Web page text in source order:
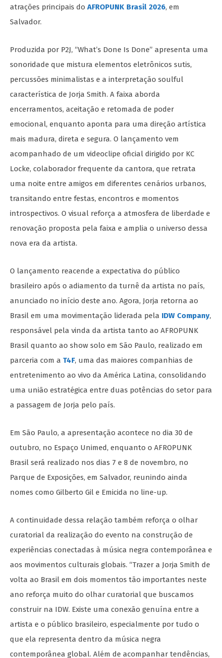
atrações principais do AFROPUNK Brasil 2026, em
Salvador.
Produzida por P2J, “What’s Done Is Done” apresenta uma
sonoridade que mistura elementos eletrônicos sutis,
percussões minimalistas e a interpretação soulful
característica de Jorja Smith. A faixa aborda
encerramentos, aceitação e retomada de poder
emocional, enquanto aponta para uma direção artística
mais madura, direta e segura. O lançamento vem
acompanhado de um videoclipe oficial dirigido por KC
Locke, colaborador frequente da cantora, que retrata
uma noite entre amigos em diferentes cenários urbanos,
transitando entre festas, encontros e momentos
introspectivos. O visual reforça a atmosfera de liberdade e
renovação proposta pela faixa e amplia o universo dessa
nova era da artista.
O lançamento reacende a expectativa do público
brasileiro após o adiamento da turnê da artista no país,
anunciado no início deste ano. Agora, Jorja retorna ao
Brasil em uma movimentação liderada pela IDW Company,
responsável pela vinda da artista tanto ao AFROPUNK
Brasil quanto ao show solo em São Paulo, realizado em
parceria com a T4F, uma das maiores companhias de
entretenimento ao vivo da América Latina, consolidando
uma união estratégica entre duas potências do setor para
a passagem de Jorja pelo país.
Em São Paulo, a apresentação acontece no dia 30 de
outubro, no Espaço Unimed, enquanto o AFROPUNK
Brasil será realizado nos dias 7 e 8 de novembro, no
Parque de Exposições, em Salvador, reunindo ainda
nomes como Gilberto Gil e Emicida no line-up.
A continuidade dessa relação também reforça o olhar
curatorial da realização do evento na construção de
experiências conectadas à música negra contemporânea e
aos movimentos culturais globais. “Trazer a Jorja Smith de
volta ao Brasil em dois momentos tão importantes neste
ano reforça muito do olhar curatorial que buscamos
construir na IDW. Existe uma conexão genuína entre a
artista e o público brasileiro, especialmente por tudo o
que ela representa dentro da música negra
contemporânea global. Além de acompanhar tendências,